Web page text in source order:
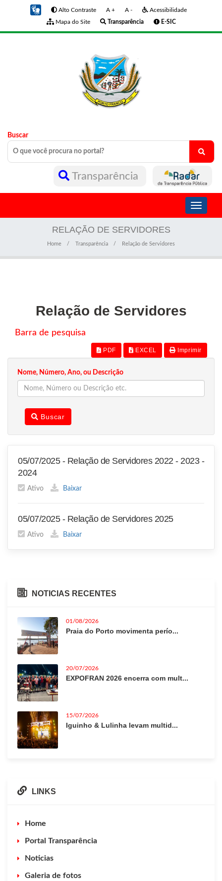
Alto Contraste A + A -
Acessibilidade
Mapa do Site
Transparência E-SIC
Buscar
Transparência
Toggle
RELAÇÃO DE SERVIDORES
Home Transparência Relação de Servidores
Relação de Servidores
Barra de pesquisa
PDF EXCEL Imprimir
Nome, Número, Ano, ou Descrição
Buscar
05/07/2025 - Relação de Servidores 2022 - 2023 -
2024
Ativo Baixar
05/07/2025 - Relação de Servidores 2025
Ativo Baixar
NOTICIAS RECENTES
01/08/2026
Praia do Porto movimenta perío...
20/07/2026
EXPOFRAN 2026 encerra com mult...
15/07/2026
Iguinho & Lulinha levam multid...
LINKS
Home
Portal Transparência
Noticias
Galeria de fotos